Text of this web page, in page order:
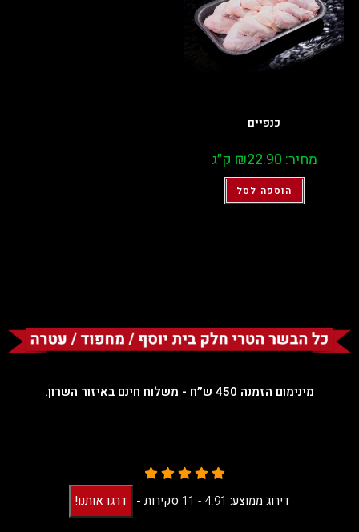
כנפיים
מחיר: ₪22.90 ק״ג
הוספה לסל
מינימום הזמנה 450 ש״ח - משלוח חינם באיזור השרון.
דירוג ממוצע: 4.91 -
11 סקירות - דרגו אותנו!